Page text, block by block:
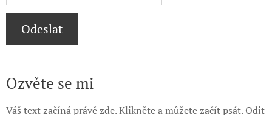
Odeslat
Ozvěte se mi
Váš text začíná právě zde. Klikněte a můžete začít psát. Odit